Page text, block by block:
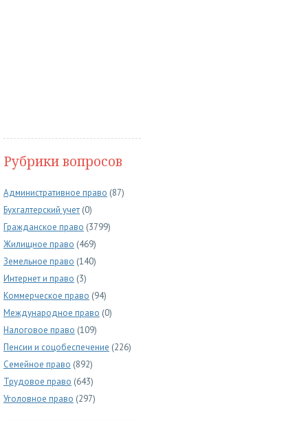
Рубрики вопросов
Административное право (87)
Бухгалтерский учет (0)
Гражданское право (3799)
Жилищное право (469)
Земельное право (140)
Интернет и право (3)
Коммерческое право (94)
Международное право (0)
Налоговое право (109)
Пенсии и соцобеспечение (226)
Семейное право (892)
Трудовое право (643)
Уголовное право (297)